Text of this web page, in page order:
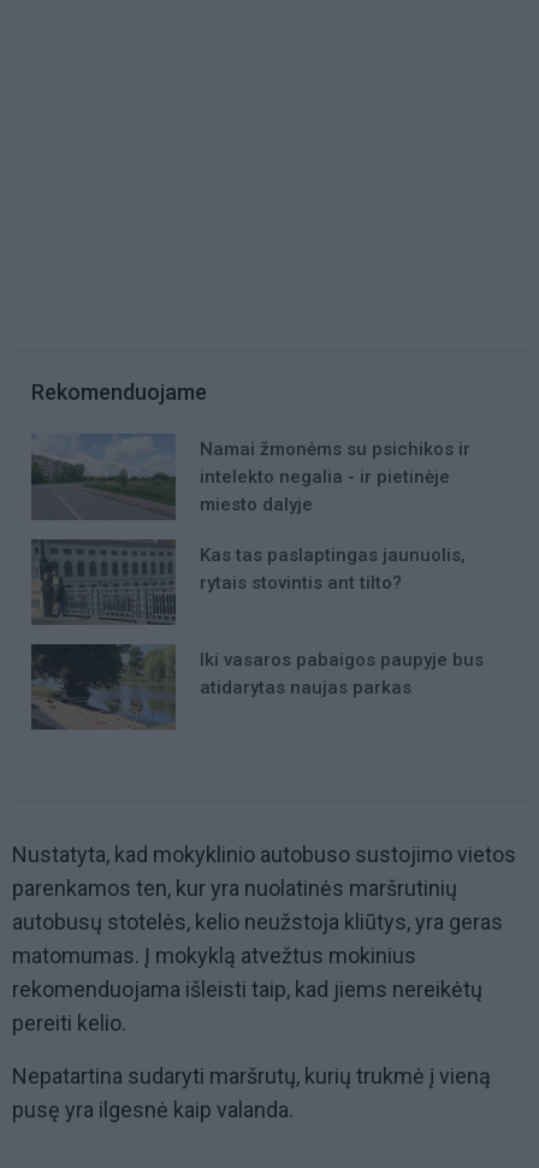
Rekomenduojame
Namai žmonėms su psichikos ir
intelekto negalia - ir pietinėje
miesto dalyje
Kas tas paslaptingas jaunuolis,
rytais stovintis ant tilto?
Iki vasaros pabaigos paupyje bus
atidarytas naujas parkas
Nustatyta, kad mokyklinio autobuso sustojimo vietos
parenkamos ten, kur yra nuolatinės maršrutinių
autobusų stotelės, kelio neužstoja kliūtys, yra geras
matomumas. Į mokyklą atvežtus mokinius
rekomenduojama išleisti taip, kad jiems nereikėtų
pereiti kelio.
Nepatartina sudaryti maršrutų, kurių trukmė į vieną
pusę yra ilgesnė kaip valanda.